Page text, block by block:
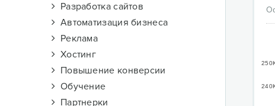
Разработка сайтов
Автоматизация бизнеса
Реклама
Хостинг
Повышение конверсии
Обучение
Партнерки